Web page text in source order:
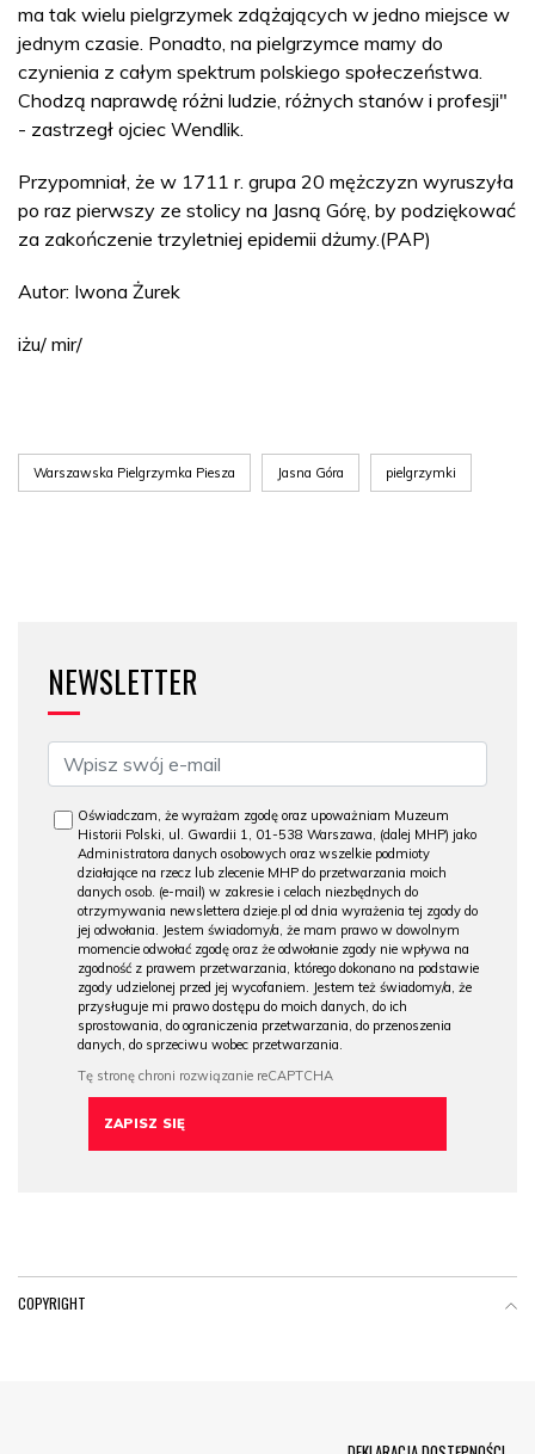
ma tak wielu pielgrzymek zdążających w jedno miejsce w
jednym czasie. Ponadto, na pielgrzymce mamy do
czynienia z całym spektrum polskiego społeczeństwa.
Chodzą naprawdę różni ludzie, różnych stanów i profesji"
- zastrzegł ojciec Wendlik.
Przypomniał, że w 1711 r. grupa 20 mężczyzn wyruszyła
po raz pierwszy ze stolicy na Jasną Górę, by podziękować
za zakończenie trzyletniej epidemii dżumy.(PAP)
Autor: Iwona Żurek
iżu/ mir/
Warszawska Pielgrzymka Piesza Jasna Góra pielgrzymki
NEWSLETTER
Oświadczam, że wyrażam zgodę oraz upoważniam Muzeum
Historii Polski, ul. Gwardii 1, 01-538 Warszawa, (dalej MHP) jako
Administratora danych osobowych oraz wszelkie podmioty
działające na rzecz lub zlecenie MHP do przetwarzania moich
danych osob. (e-mail) w zakresie i celach niezbędnych do
otrzymywania newslettera dzieje.pl od dnia wyrażenia tej zgody do
jej odwołania. Jestem świadomy/a, że mam prawo w dowolnym
momencie odwołać zgodę oraz że odwołanie zgody nie wpływa na
zgodność z prawem przetwarzania, którego dokonano na podstawie
zgody udzielonej przed jej wycofaniem. Jestem też świadomy/a, że
przysługuje mi prawo dostępu do moich danych, do ich
sprostowania, do ograniczenia przetwarzania, do przenoszenia
danych, do sprzeciwu wobec przetwarzania.
COPYRIGHT